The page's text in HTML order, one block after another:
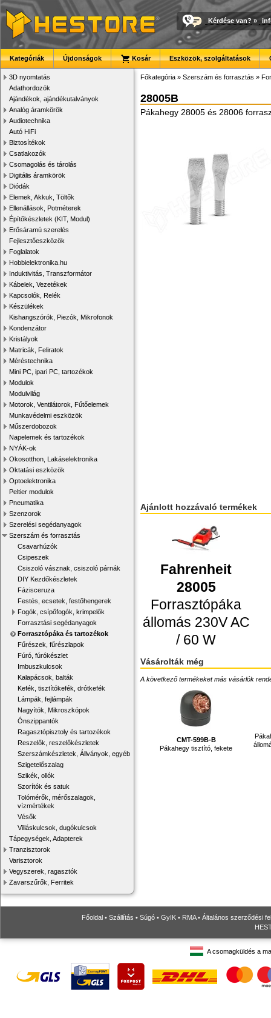
Kérdése van? »
Kategóriák Újdonságok Kosár Eszközök, szolgáltatások
3D nyomtatás
Adathordozók
Ajándékok, ajándékutalványok
Analóg áramkörök
Audiotechnika
Autó HiFi
Biztosítékok
Csatlakozók
Csomagolás és tárolás
Digitális áramkörök
Diódák
Elemek, Akkuk, Töltők
Ellenállások, Potméterek
Építőkészletek (KIT, Modul)
Erősáramú szerelés
Fejlesztőeszközök
Foglalatok
Hobbielektronika.hu
Induktivitás, Transzformátor
Kábelek, Vezetékek
Kapcsolók, Relék
Készülékek
Kishangszórók, Piezók, Mikrofonok
Kondenzátor
Kristályok
Matricák, Feliratok
Méréstechnika
Mini PC, ipari PC, tartozékok
Modulok
Modulvilág
Motorok, Ventilátorok, Fűtőelemek
Munkavédelmi eszközök
Műszerdobozok
Napelemek és tartozékok
NYÁK-ok
Okosotthon, Lakáselektronika
Oktatási eszközök
Optoelektronika
Peltier modulok
Pneumatika
Szenzorok
Szerelési segédanyagok
Szerszám és forrasztás
Csavarhúzók
Csipeszek
Csiszoló vásznak, csiszoló párnák
DIY Kezdőkészletek
Fázisceruza
Festés, ecsetek, festőhengerek
Fogók, csípőfogók, krimpelők
Forrasztási segédanyagok
Forrasztópáka és tartozékok
Fűrészek, fűrészlapok
Fúró, fúrókészlet
Imbuszkulcsok
Kalapácsok, balták
Kefék, tisztítókefék, drótkefék
Lámpák, fejlámpák
Nagyítók, Mikroszkópok
Ónszippantók
Ragasztópisztoly és tartozékok
Reszelők, reszelőkészletek
Szerszámkészletek, Állványok, egyéb
Szigetelőszalag
Szikék, ollók
Szorítók és satuk
Tolómérők, mérőszalagok,
vízmértékek
Vésők
Villáskulcsok, dugókulcsok
Tápegységek, Adapterek
Tranzisztorok
Varisztorok
Vegyszerek, ragasztók
Zavarszűrők, Ferritek
Főkategória » Szerszám és forrasztás »
28005B
Pákahegy 28005 és 28006
Ajánlott hozzávaló termékek
Fahrenheit
28005
Forrasztópáka
állomás 230V AC
/ 60 W
Vásárolták még
A következő termékeket más vásárlók
CMT-599B-B
Pákahegy tisztító, fekete
Főoldal • Szállítás • Súgó • GyIK • RMA• Általános szerződési
A csomagküldés a